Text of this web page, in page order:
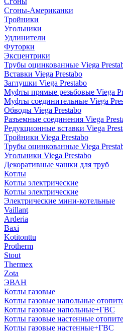
Сгоны-Американки
Тройники
Угольники
Удлинители
Футорки
Эксцентрики
Трубы оцинкованные Viega
Вставки Viega Prestabo
Заглушки Viega Prestabo
Муфты прямые резьбовые Viega
Муфты соединительные Viega
Обводы Viega Prestabo
Разъемные соединения Viega
Редукционные вставки Viega
Тройники Viega Prestabo
Трубы оцинкованные Viega
Угольники Viega Prestabo
Декоративные чашки для труб
Котлы
Котлы электрические
Котлы электрические
Электрические мини-котельные
Vaillant
Arderia
Baxi
Kotitonttu
Protherm
Stout
Thermex
Zota
ЭВАН
Котлы газовые
Котлы газовые напольные
Котлы газовые напольные+ГВС
Котлы газовые настенные
Котлы газовые настенные+ГВС